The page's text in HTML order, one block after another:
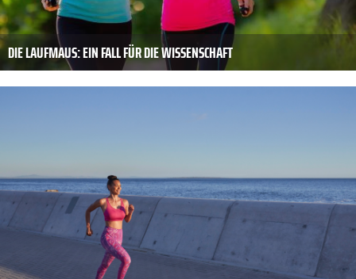
DIE LAUFMAUS: EIN FALL FÜR DIE WISSENSCHAFT